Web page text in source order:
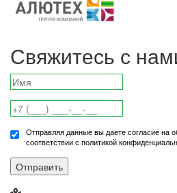
Свяжитесь с
Отправляя данные вы даете согласие на
соответствии с политикой
Отправить